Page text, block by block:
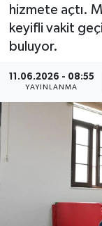
hizmete açtı.
keyifli vakit
buluyor.
11.06.2026 - 08:55
YAYINLANMA
Yaşam
Asayiş
Dünya
Eğitim
Son
Haber Arşivi